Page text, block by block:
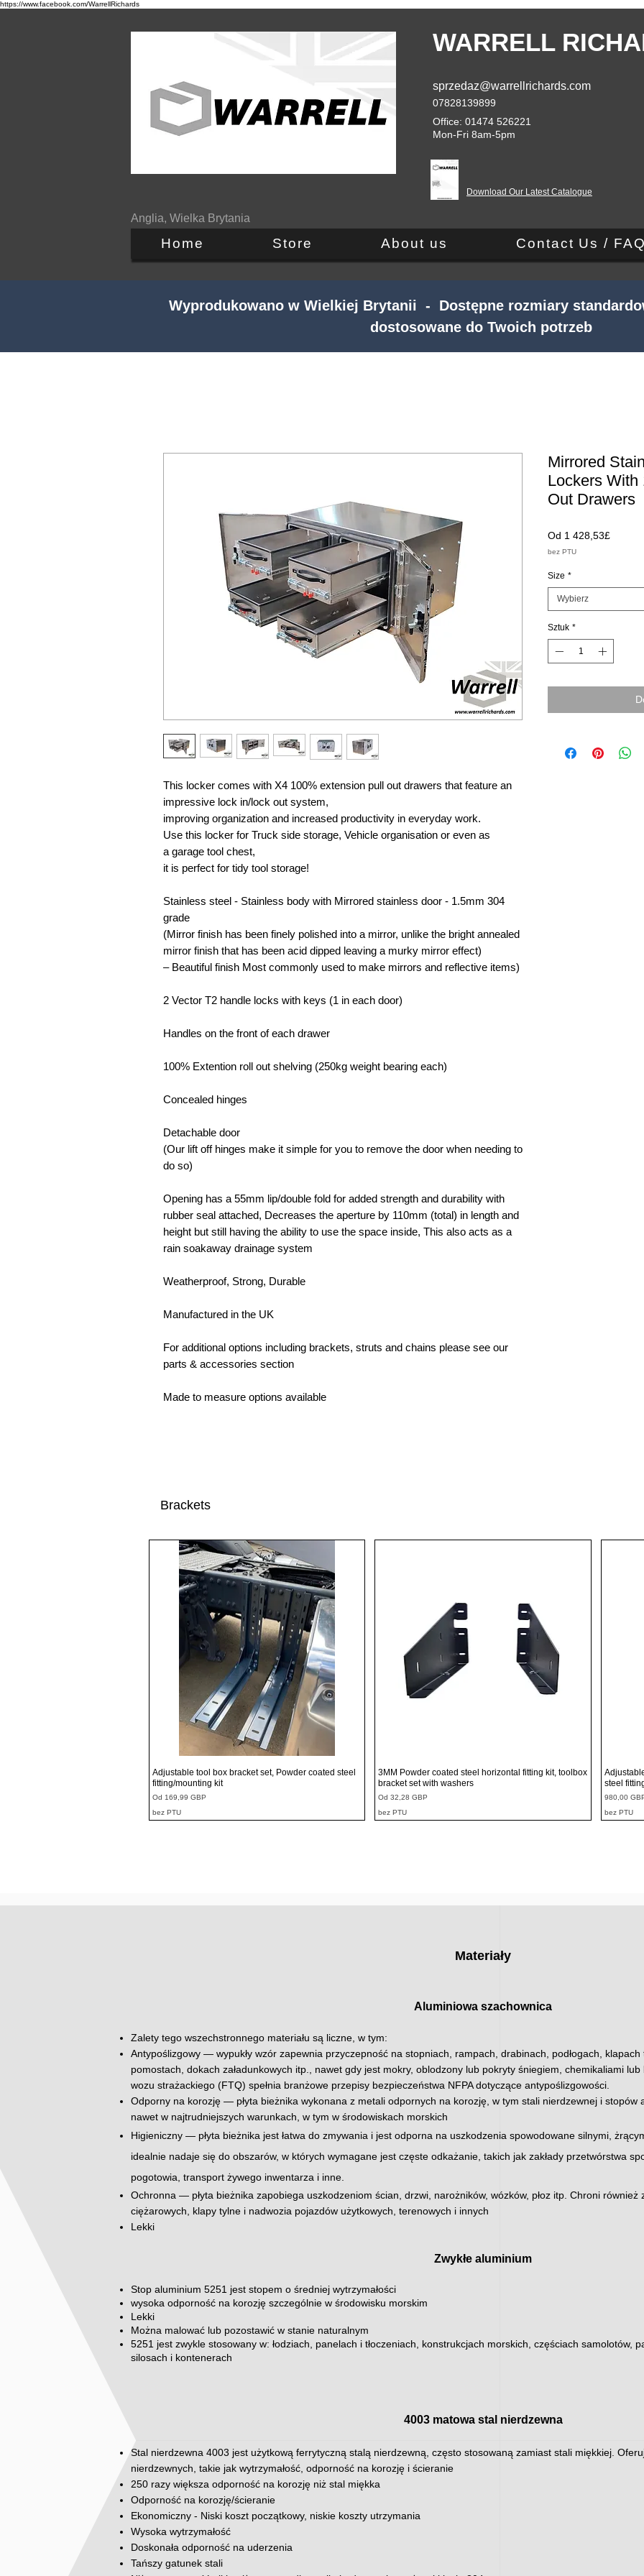
https://www.facebook.com/WarrellRichards
Anglia, Wielka Brytania
WARRELL
sprzedaz@warrellrichards.com
07828139899
Office: 01474 526221
Mon-Fri 8am-5pm
Download Our Latest Catalogue
Home Store About us Contact Us / FAQ
Wyprodukowano w Wielkiej Brytanii - Dostępne rozmiary
dostosowane do Twoich potrzeb
This locker comes with X4 100% extension pull out drawers that feature an
impressive lock in/lock out system,
improving organization and increased productivity in everyday work.
Use this locker for Truck side storage, Vehicle organisation or even as
a garage tool chest,
it is perfect for tidy tool storage!
Stainless steel - Stainless body with Mirrored stainless door - 1.5mm 304
grade
(Mirror finish has been finely polished into a mirror, unlike the bright annealed
mirror finish that has been acid dipped leaving a murky mirror effect)
– Beautiful finish Most commonly used to make mirrors and reflective items)
2 Vector T2 handle locks with keys (1 in each door)
Handles on the front of each drawer
100% Extention roll out shelving (250kg weight bearing each)
Concealed hinges
Detachable door
(Our lift off hinges make it simple for you to remove the door when needing to
do so)
Opening has a 55mm lip/double fold for added strength and durability with
rubber seal attached, Decreases the aperture by 110mm (total) in length and
height but still having the ability to use the space inside, This also acts as a
rain soakaway drainage system
Weatherproof, Strong, Durable
Manufactured in the UK
For additional options including brackets, struts and chains please see our
parts & accessories section
Made to measure options available
Mirrored
Lockers With
Out Drawers
Od 1 428,53£Cena
bez PTU
Size *
Wybierz
Sztuk *
Brackets
Podgląd
Adjustable tool box bracket set, Powder coated steel
fitting/mounting kit
Od 169,99 GBP
Cena rabatowa
bez PTU
Podgląd
3MM Powder coated steel horizontal fitting kit, toolbox
bracket set with washers
Od32,28 GBP
Cena rabatowa
bez PTU
steel
Cena
980,00
bez PTU
Materiały
Aluminiowa szachownica
Zalety tego wszechstronnego materiału są liczne, w tym:
Antypoślizgowy — wypukły wzór zapewnia przyczepność na stopniach, rampach, drabinach, podłogach, klapach
pomostach, dokach załadunkowych itp., nawet gdy jest mokry, oblodzony lub pokryty śniegiem, chemikaliami lub
wozu strażackiego (FTQ) spełnia branżowe przepisy bezpieczeństwa NFPA dotyczące antypoślizgowości.
Odporny na korozję — płyta bieżnika wykonana z metali odpornych na korozję, w tym stali nierdzewnej i stopów
nawet w najtrudniejszych warunkach, w tym w środowiskach morskich
Higieniczny — płyta bieżnika jest łatwa do zmywania i jest odporna na uszkodzenia spowodowane silnymi,
idealnie nadaje się do obszarów, w których wymagane jest częste odkażanie, takich jak zakłady przetwórstwa
pogotowia, transport żywego inwentarza i inne.
Ochronna — płyta bieżnika zapobiega uszkodzeniom ścian, drzwi, narożników, wózków, płoz itp. Chroni
ciężarowych, klapy tylne i nadwozia pojazdów użytkowych, terenowych i innych
Lekki
Zwykłe aluminium
Stop aluminium 5251 jest stopem o średniej wytrzymałości
wysoka odporność na korozję szczególnie w środowisku morskim
Lekki
Można malować lub pozostawić w stanie naturalnym
5251 jest zwykle stosowany w: łodziach, panelach i tłoczeniach, konstrukcjach morskich, częściach samolotów,
silosach i kontenerach
4003 matowa stal nierdzewna
Stal nierdzewna 4003 jest użytkową ferrytyczną stalą nierdzewną, często stosowaną zamiast stali miękkiej.
nierdzewnych, takie jak wytrzymałość, odporność na korozję i ścieranie
250 razy większa odporność na korozję niż stal miękka
Odporność na korozję/ścieranie
Ekonomiczny - Niski koszt początkowy, niskie koszty utrzymania
Wysoka wytrzymałość
Doskonała odporność na uderzenia
Tańszy gatunek stali